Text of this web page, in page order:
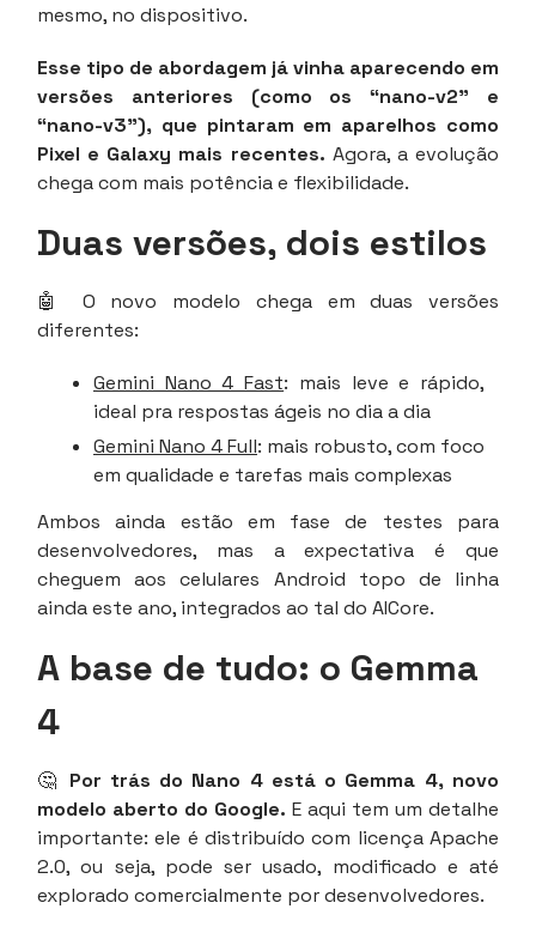
mesmo, no dispositivo.
Esse tipo de abordagem já vinha aparecendo em
versões anteriores (como os “nano-v2” e
“nano-v3”), que pintaram em aparelhos como
Pixel e Galaxy mais recentes. Agora, a evolução
chega com mais potência e flexibilidade.
Duas versões, dois estilos
🤖 O novo modelo chega em duas versões
diferentes:
Gemini Nano 4 Fast: mais leve e rápido,
ideal pra respostas ágeis no dia a dia
Gemini Nano 4 Full: mais robusto, com foco
em qualidade e tarefas mais complexas
Ambos ainda estão em fase de testes para
desenvolvedores, mas a expectativa é que
cheguem aos celulares Android topo de linha
ainda este ano, integrados ao tal do AICore.
A base de tudo: o Gemma
4
🤔 Por trás do Nano 4 está o Gemma 4, novo
modelo aberto do Google. E aqui tem um detalhe
importante: ele é distribuído com licença Apache
2.0, ou seja, pode ser usado, modificado e até
explorado comercialmente por desenvolvedores.